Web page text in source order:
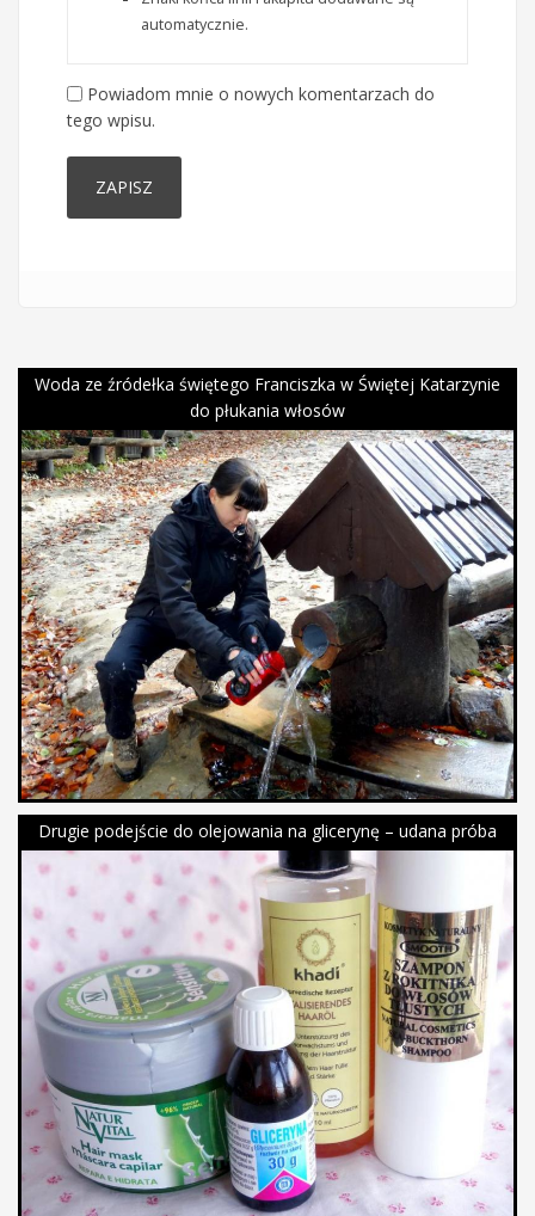
automatycznie.
Powiadom mnie o nowych komentarzach do
tego wpisu.
Woda ze źródełka świętego Franciszka w Świętej Katarzynie
do płukania włosów
Drugie podejście do olejowania na glicerynę – udana próba